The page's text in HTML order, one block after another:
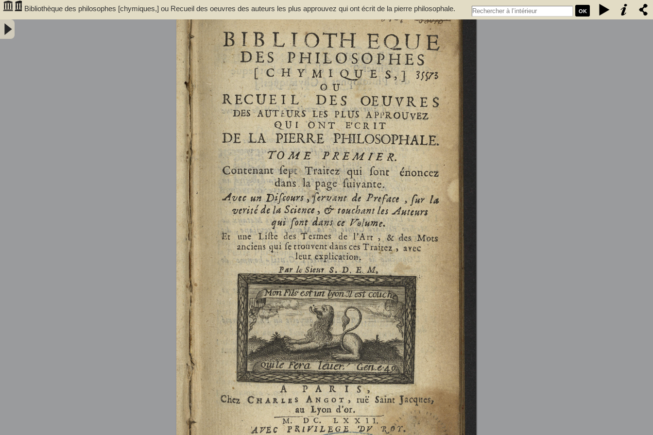
OK
Bibliothèque des philosophes [chymiques,] ou Recueil des oeuvres des auteurs les plus approuvez qui ont écrit de la pierre philosophale.
Tome premier, contenant sept traitez... avec un discours, servant de préface... et une liste des termes de l'art, & des mots anciens qui se
trouvent dans ces traitez... par le sieur S.D.E.M. - Salmon, William (1644-1713)